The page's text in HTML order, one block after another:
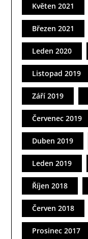
Květen 2021
Březen 2021
Leden 2020
Listopad 2019
Září 2019
Červenec 2019
Duben 2019
Leden 2019
Říjen 2018
Červen 2018
Prosinec 2017